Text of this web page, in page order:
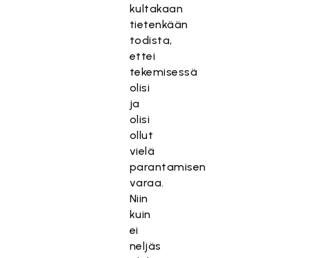
kultakaan
tietenkään
todista,
ettei
tekemisessä
olisi
ja
olisi
ollut
vielä
parantamisen
varaa.
Niin
kuin
ei
neljäs